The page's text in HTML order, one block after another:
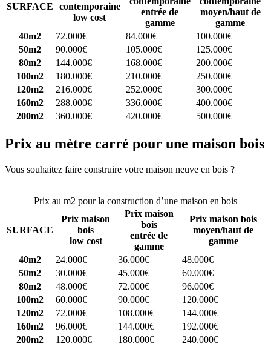
SURFACE
contemporaine
low cost
entrée de
gamme
moyen/haut de
gamme
40m2
72.000€ 84.000€
100.000€
50m2
90.000€ 105.000€
125.000€
80m2
144.000€ 168.000€
200.000€
100m2
180.000€ 210.000€
250.000€
120m2
216.000€ 252.000€
300.000€
160m2
288.000€ 336.000€
400.000€
200m2
360.000€ 420.000€ 500.000€
Prix au mètre carré pour une maison bois
Vous souhaitez faire construire votre maison neuve en bois ?
Prix au m2 pour la construction d’une maison en bois
SURFACE
Prix maison
bois
low cost
Prix maison
bois
entrée de
gamme
Prix maison bois
moyen/haut de
gamme
40m2
24.000€ 36.000€
48.000€
50m2
30.000€ 45.000€
60.000€
80m2
48.000€ 72.000€
96.000€
100m2
60.000€ 90.000€
120.000€
120m2
72.000€ 108.000€
144.000€
160m2
96.000€ 144.000€
192.000€
200m2
120.000€ 180.000€ 240.000€